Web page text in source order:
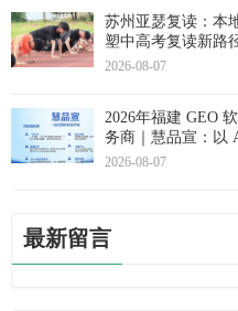
苏州亚瑟复读：本
塑中高考复读新路
2026-08-07
2026年福建 GEO
务商｜慧品宣：以
能品牌全域传播
2026-08-07
最新留言